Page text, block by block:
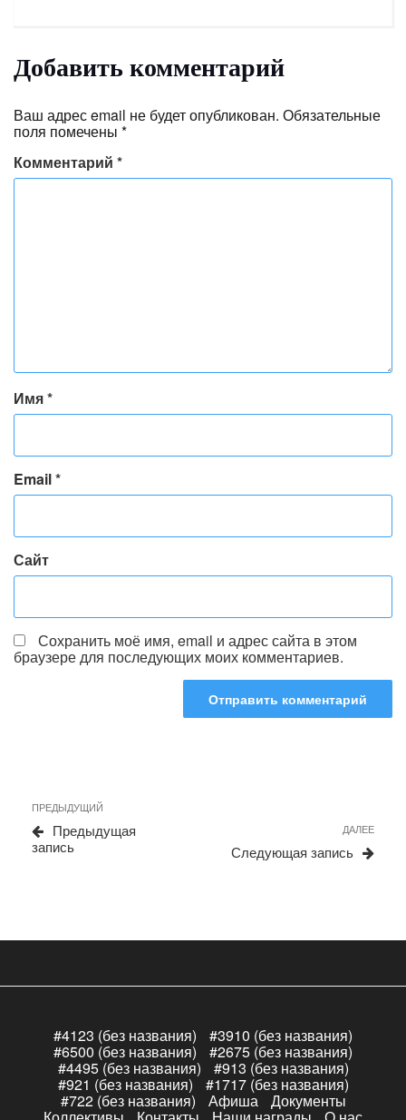
Добавить комментарий
Ваш адрес email не будет опубликован. Обязательные
поля помечены *
Комментарий *
Имя*
Email*
Сайт
Сохранить моё имя, email и адрес сайта в этом
браузере для последующих моих комментариев.
записям
Предыдущая
запись
ПРЕДЫДУЩИЙ
Предыдущая
запись
ДАЛЕЕ
Следующая запись
#4123 (без названия) #3910 (без названия)
#6500 (без названия) #2675 (без названия)
#4495 (без названия) #913 (без названия)
#921 (без названия) #1717 (без названия)
#722 (без названия) Афиша Документы